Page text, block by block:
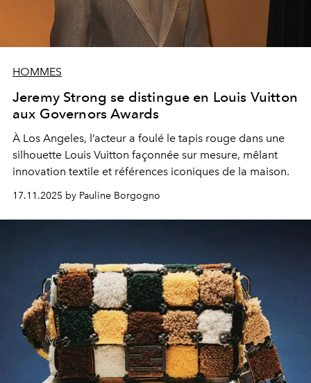
HOMMES
Jeremy Strong se distingue en Louis Vuitton
aux Governors Awards
À Los Angeles, l’acteur a foulé le tapis rouge dans une
silhouette Louis Vuitton façonnée sur mesure, mêlant
innovation textile et références iconiques de la maison.
17.11.2025 by Pauline Borgogno